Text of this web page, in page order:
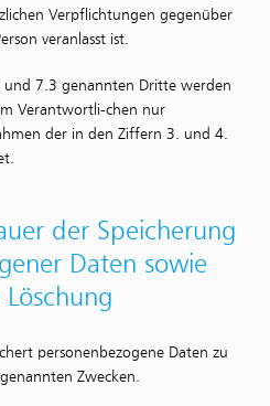
Verpflichtungen gegenüber
veranlasst ist.
7.3 genannten Dritte werden
Verantwortli-chen nur
der in den Ziffern 3. und 4.
der Speicherung
Daten sowie
personenbezogene Daten zu
Zwecken.